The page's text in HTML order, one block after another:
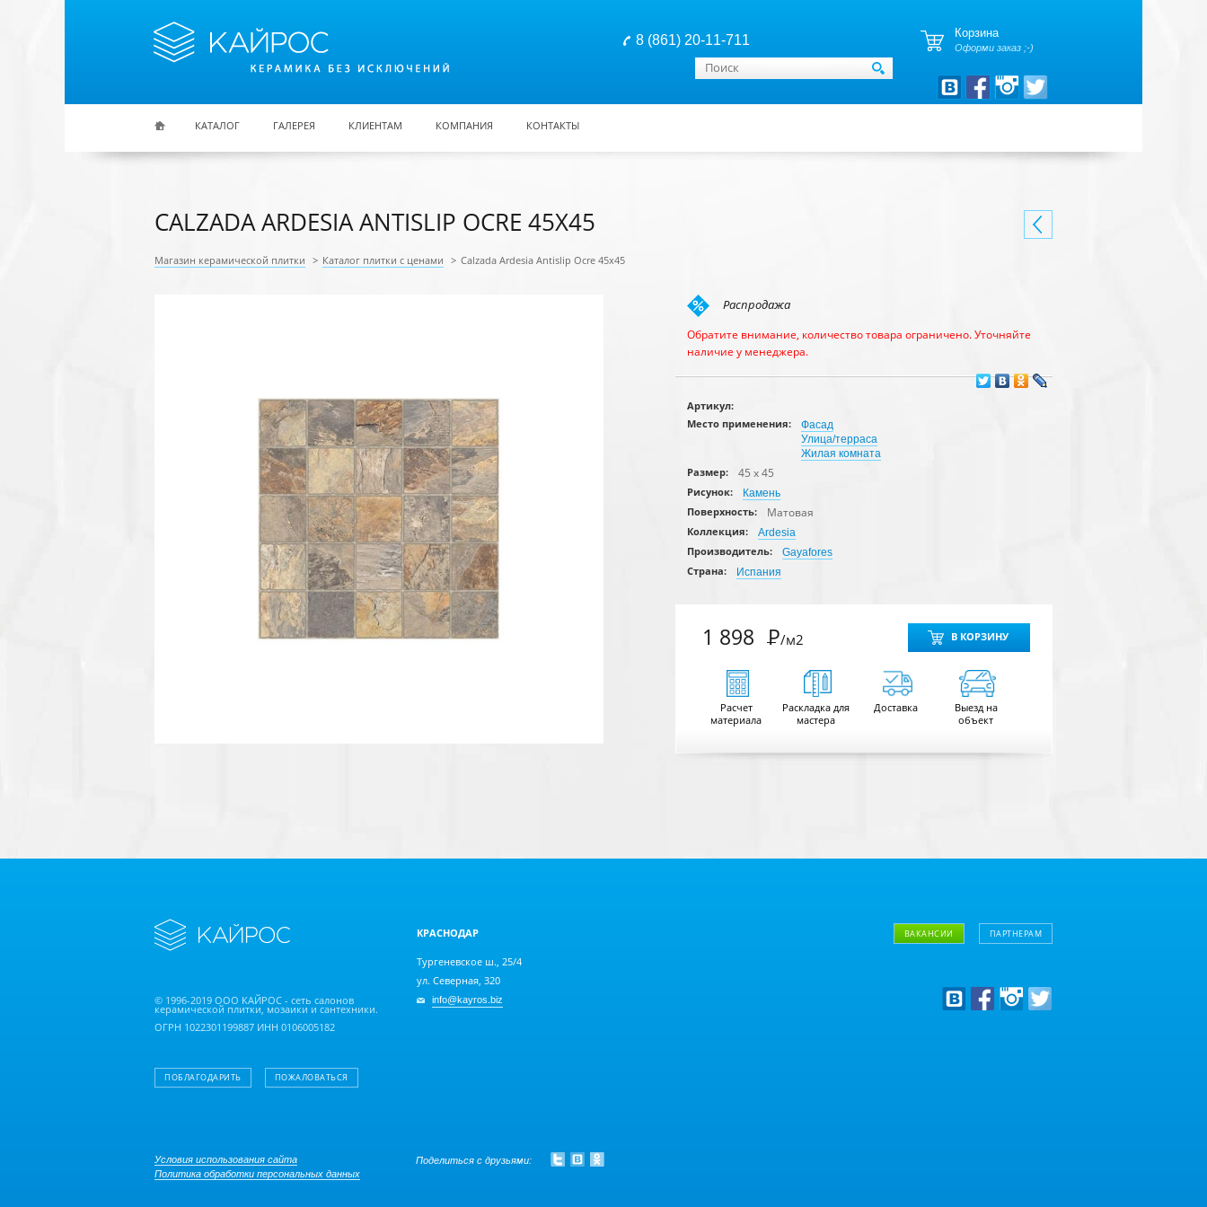
8 (861) 20-11-711 Корзина
Оформи заказ ;-)
Форма поиска
Поиск
КАТАЛОГ ГАЛЕРЕЯ КЛИЕНТАМ КОМПАНИЯ КОНТАКТЫ
CALZADA ARDESIA ANTISLIP OCRE 45X45
Магазин керамической плитки > Каталог плитки с ценами > Calzada Ardesia Antislip Ocre 45x45
Распродажа
Обратите внимание, количество товара ограничено. Уточняйте
наличие у менеджера.
Артикул:
Место применения:
Фасад
Улица/терраса
Жилая комната
Размер:
45 x 45
Рисунок:
Камень
Поверхность:
Матовая
Коллекция:
Ardesia
Производитель:
Gayafores
Страна:
Испания
1 898 Р/м2 В КОРЗИНУ
Расчет
материала
Раскладка для
мастера
Доставка
Выезд на
объект
© 1996-2019 ООО КАЙРОС - сеть салонов
керамической плитки, мозаики и сантехники.
ОГРН 1022301199887 ИНН 0106005182
ПОБЛАГОДАРИТЬ ПОЖАЛОВАТЬСЯ
КРАСНОДАР
Тургеневское ш., 25/4
ул. Северная, 320
info@kayros.biz
ВАКАНСИИ ПАРТНЕРАМ
Оптовым клиентам
Условия использования сайта
Политика обработки персональных данных
Поделиться с друзьями: